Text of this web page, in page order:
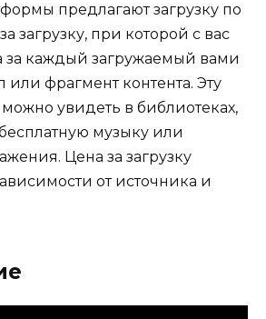
предлагают загрузку по
загрузку, при которой с вас
за каждый загружаемый вами
фрагмент контента. Эту
увидеть в библиотеках,
музыку или
Цена за загрузку
от источника и